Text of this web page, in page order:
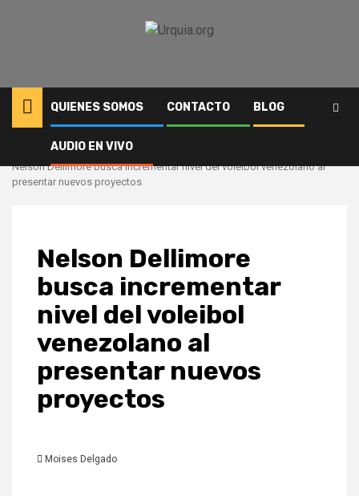
QUIENES SOMOS CONTACTO BLOG
AUDIO EN VIVO
Deportes
Nelson Dellimore busca incrementar nivel del voleibol venezolano al
presentar nuevos proyectos
Nelson Dellimore
busca incrementar
nivel del voleibol
venezolano al
presentar nuevos
proyectos
Moises Delgado